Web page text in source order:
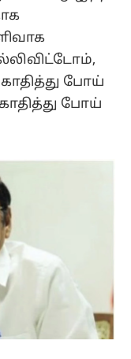
போய்
போய்